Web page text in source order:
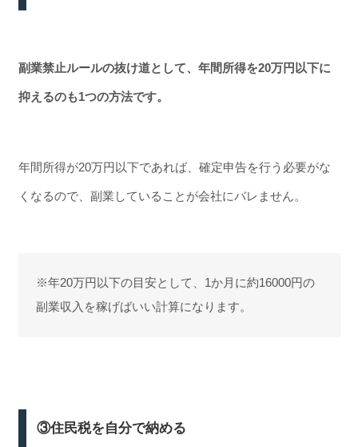
副業禁止ルールの抜け道として、年間所得を20万円以下に
抑えるのも1つの方法です。
年間所得が20万円以下であれば、確定申告を行う必要がな
くなるので、副業していることが会社にバレません。
※年20万円以下の目安として、1か月に約16000円の
副業収入を稼げばいい計算になります。
③住民税を自分で納める